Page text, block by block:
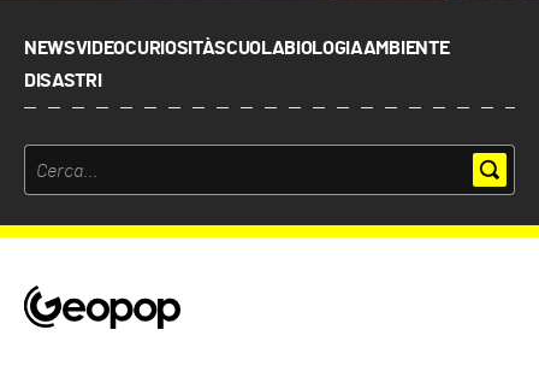
NEWSVIDEOCURIOSITÀSCUOLABIOLOGIAAMBIENTE
DISASTRI